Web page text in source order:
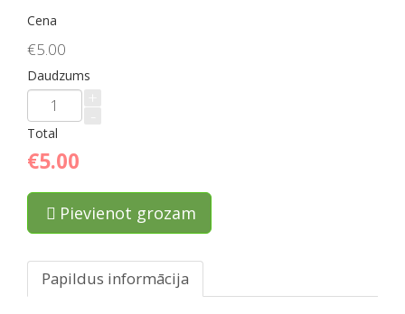
Cena
€5.00
Daudzums
Total
€5.00
Pievienot grozam
Papildus informācija